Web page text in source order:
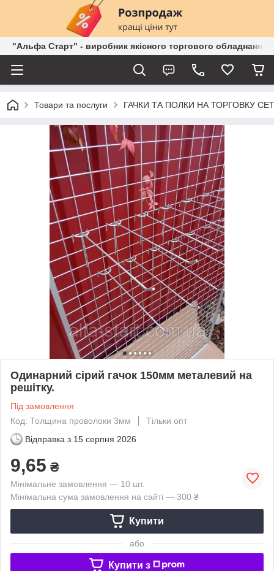
"Альфа Старт" - виробник якісного торгового обладнання
Товари та послуги ГАЧКИ ТА ПОЛКИ НА ТОРГОВКУ
Одинарний сірий гачок 150мм металевий на
решітку.
Під замовлення
Код: Толщина проволоки 3мм
Тільки опт
Відправка з 15 серпня 2026
9,65 ₴
Мінімальне замовлення — 10 шт.
Мінімальна сума замовлення на сайті — 300 ₴
Купити
або
Купити з